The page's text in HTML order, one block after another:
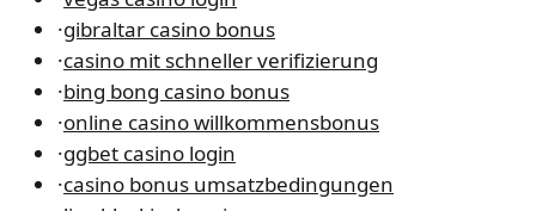
·gibraltar casino bonus
·casino mit schneller verifizierung
·bing bong casino bonus
·online casino willkommensbonus
·ggbet casino login
·casino bonus umsatzbedingungen